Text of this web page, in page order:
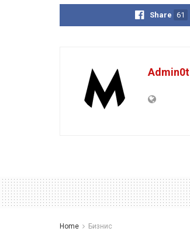
Share 61
Admin0t
Home Бизнис